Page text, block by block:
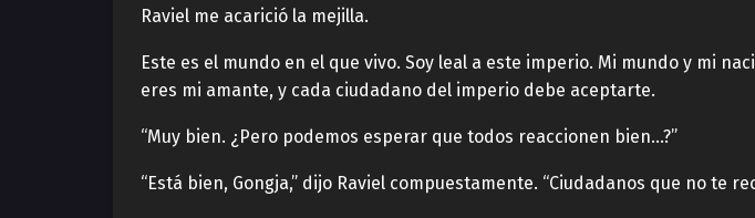
Raviel me acarició la mejilla.
Este es el mundo en el que vivo. Soy leal a este imperio. Mi mundo y mi
eres mi amante, y cada ciudadano del imperio debe aceptarte.
“Muy bien. ¿Pero podemos esperar que todos reaccionen bien…?”
“Está bien, Gongja,” dijo Raviel compuestamente. “Ciudadanos que no te